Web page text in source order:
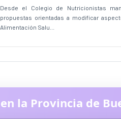
Desde el Colegio de Nutricionistas
propuestas orientadas a modificar
Alimentación Salu...
en la Provincia de